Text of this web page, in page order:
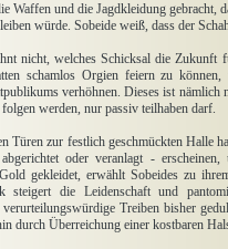
Waffen und die Jagdkleidung gebracht,
würde. Sobeide weiß, dass der
nicht, welches Schicksal die
schamlos Orgien feiern zu
verhöhnen. Dieses ist
werden, nur passiv teilhaben darf.
Türen zur festlich geschmückten Halle
oder veranlagt -
gekleidet, erwählt Sobeides zu
steigert die Leidenschaft und
Treiben bisher
durch Überreichung einer kostbaren